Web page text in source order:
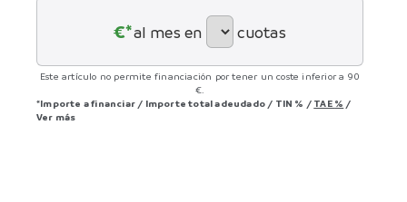
€*al mes en cuotas
Este artículo no permite financiación por tener un coste inferior a 90
€.
*Importe a financiar / Importe total adeudado / TIN % / TAE % /
Ver más